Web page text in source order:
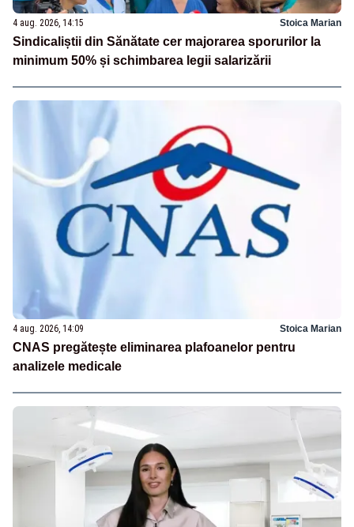
4 aug. 2026, 14:15 Stoica Marian
Sindicaliștii din Sănătate cer majorarea sporurilor la
minimum 50% și schimbarea legii salarizării
4 aug. 2026, 14:09 Stoica Marian
CNAS pregătește eliminarea plafoanelor pentru
analizele medicale